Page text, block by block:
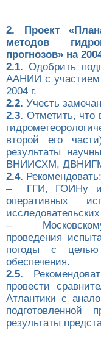
2. Проект
методов
прогнозов» на
2.1. Одобрить
ААНИИ с
2004 г.
2.2. Учесть
2.3. Отметить, что
второй его
результаты
ВНИИСХМ,
2.4. Рекомендовать:
– ГГИ, ГОИНу и
оперативных
– Московскому
проведения
погоды с целью
обеспечения.
2.5.
провести
Атлантики с
результаты